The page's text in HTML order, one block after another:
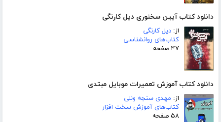
دانلود کتاب آیین سخنوری دیل کارنگی
از: دیل کارنگی
کتاب‌های روانشناسی
۴۷ صفحه
دانلود کتاب آموزش تعمیرات موبایل مبتدی
از: مهدی سنجه ونلی
کتاب‌های آموزش سخت افزار
۵۸ صفحه